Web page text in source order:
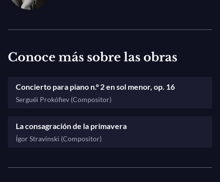
Conoce más sobre las obras
Concierto para piano n.° 2 en sol menor, op. 16
Serguéi Prokófiev (Compositor)
La consagración de la primavera
Ígor Stravinski (Compositor)